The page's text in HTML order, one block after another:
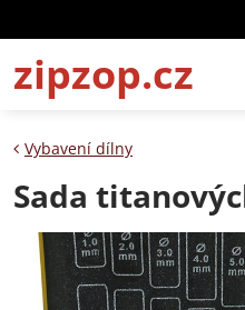
zipzop.cz
Vybavení dílny
Sada